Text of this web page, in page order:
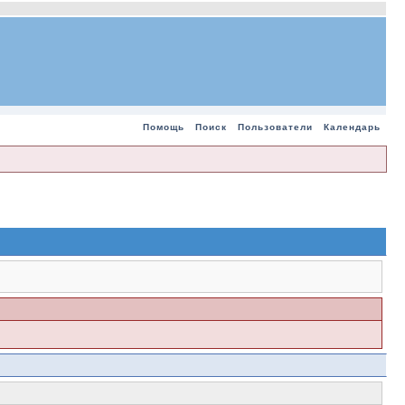
Помощь Поиск Пользователи Календарь